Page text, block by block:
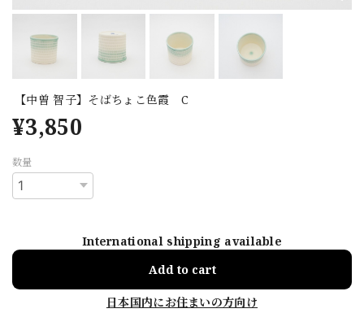
【中曽 智子】そばちょこ色霞 C
¥3,850
数量
International shipping available
Add to cart
日本国内にお住まいの方向け